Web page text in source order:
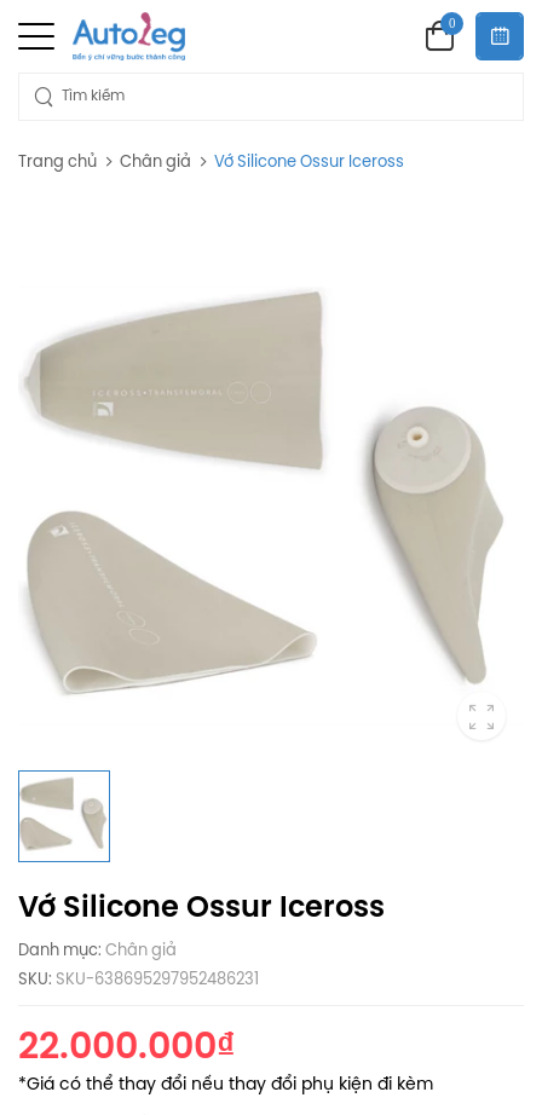
0
Trang chủ Chân giả Vớ Silicone Ossur Iceross
Vớ Silicone Ossur Iceross
Danh mục: Chân giả
SKU: SKU-638695297952486231
22.000.000₫
*Giá có thể thay đổi nếu thay đổi phụ kiện đi kèm